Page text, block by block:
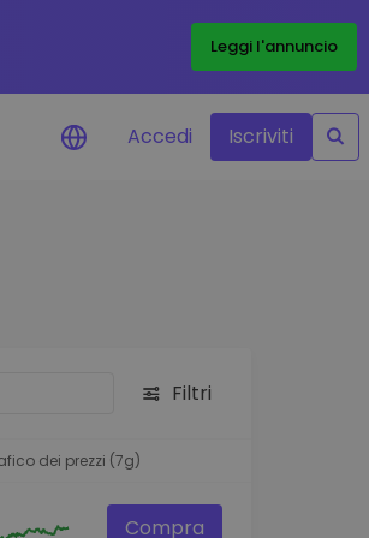
Leggi l'annuncio
Accedi Iscriviti
Filtri
dei prezzi (7g)
Compra